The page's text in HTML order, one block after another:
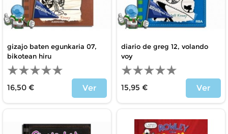
gizajo baten egunkaria 07,
bikotean hiru
16,50 €
Ver
diario de greg 12, volando
voy
15,95 €
Ver